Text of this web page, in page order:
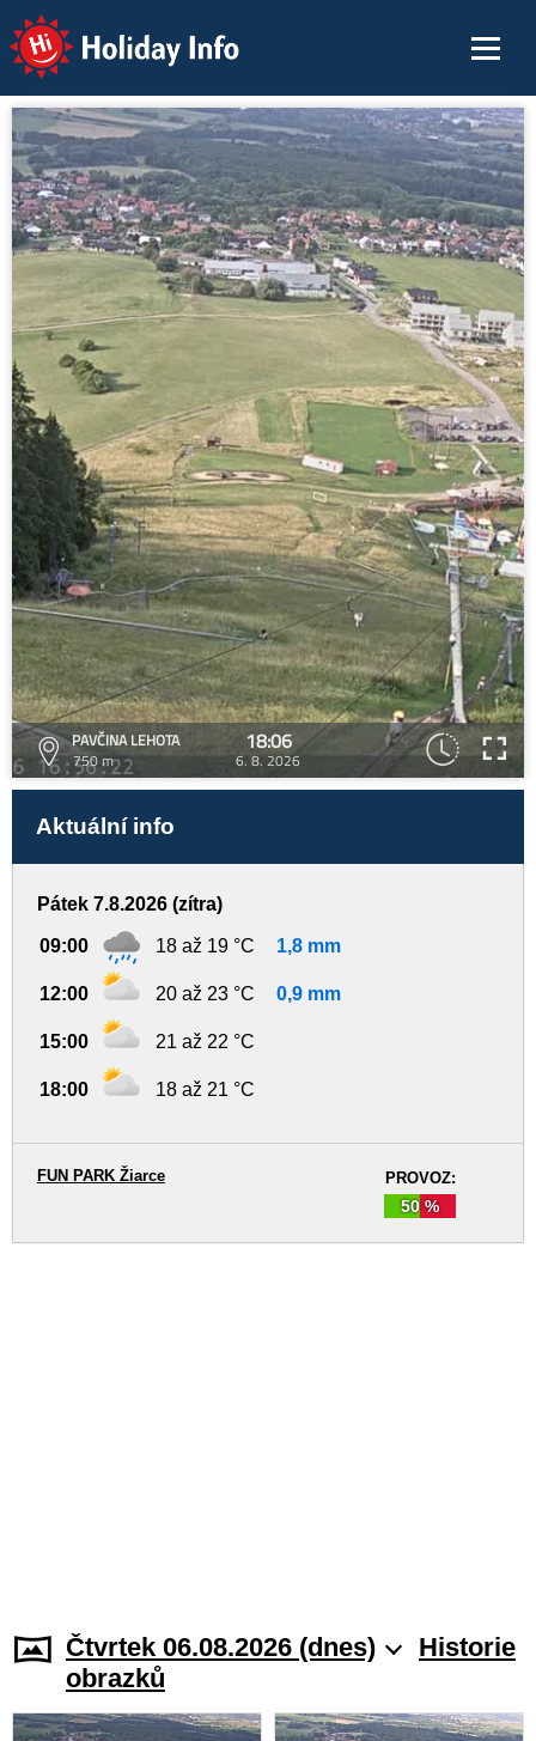
Holiday Info
PAVČINA LEHOTA
750 m
18:06
6. 8. 2026
Aktuální info
Pátek 7.8.2026 (zítra)
09:00 18 až 19 °C 1,8 mm
12:00 20 až 23 °C 0,9 mm
15:00 21 až 22 °C
18:00 18 až 21 °C
PROVOZ:
50 %
FUN PARK Žiarce
Čtvrtek 06.08.2026 (dnes)
Historie
obrazků